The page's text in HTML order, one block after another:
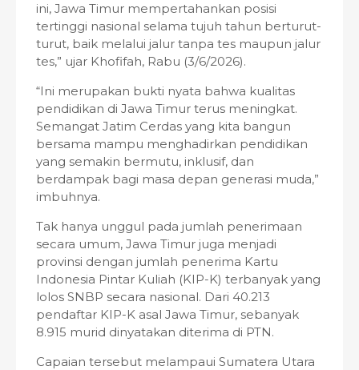
ini, Jawa Timur mempertahankan posisi
tertinggi nasional selama tujuh tahun berturut-
turut, baik melalui jalur tanpa tes maupun jalur
tes,” ujar Khofifah, Rabu (3/6/2026).
“Ini merupakan bukti nyata bahwa kualitas
pendidikan di Jawa Timur terus meningkat.
Semangat Jatim Cerdas yang kita bangun
bersama mampu menghadirkan pendidikan
yang semakin bermutu, inklusif, dan
berdampak bagi masa depan generasi muda,”
imbuhnya.
Tak hanya unggul pada jumlah penerimaan
secara umum, Jawa Timur juga menjadi
provinsi dengan jumlah penerima Kartu
Indonesia Pintar Kuliah (KIP-K) terbanyak yang
lolos SNBP secara nasional. Dari 40.213
pendaftar KIP-K asal Jawa Timur, sebanyak
8.915 murid dinyatakan diterima di PTN.
Capaian tersebut melampaui Sumatera Utara